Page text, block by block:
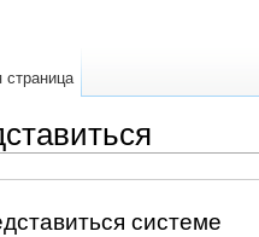
системе